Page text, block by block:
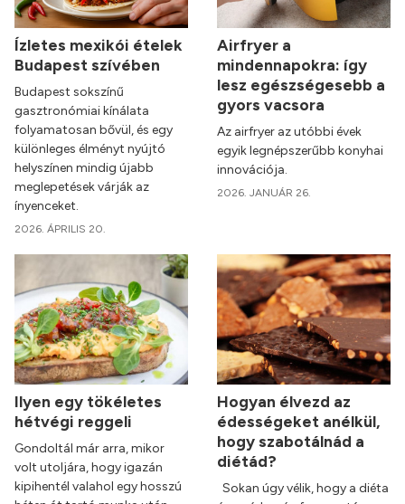
Ízletes mexikói ételek
Budapest szívében
Budapest sokszínű
gasztronómiai kínálata
folyamatosan bővül, és egy
különleges élményt nyújtó
helyszínen mindig újabb
meglepetések várják az
ínyenceket.
2026. ÁPRILIS 20.
Airfryer a
mindennapokra: így
lesz egészségesebb a
gyors vacsora
Az airfryer az utóbbi évek
egyik legnépszerűbb konyhai
innovációja.
2026. JANUÁR 26.
Ilyen egy tökéletes
hétvégi reggeli
Gondoltál már arra, mikor
volt utoljára, hogy igazán
kipihentél valahol egy hosszú
Hogyan élvezd az
édességeket anélkül,
hogy szabotálnád a
diétád?
Sokan úgy vélik, hogy a diéta